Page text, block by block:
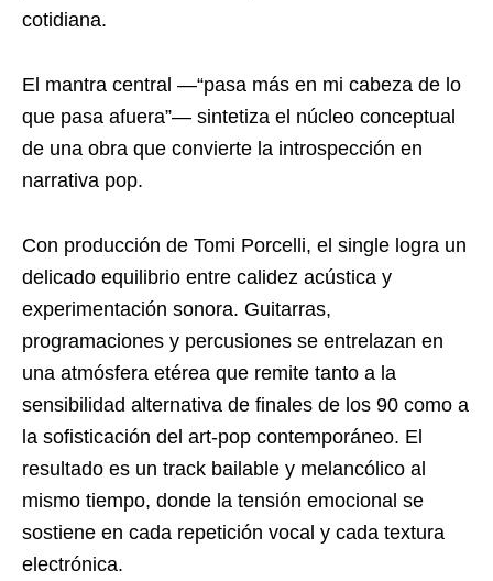
cotidiana.
El mantra central —“pasa más en mi cabeza de lo
que pasa afuera”— sintetiza el núcleo conceptual
de una obra que convierte la introspección en
narrativa pop.
Con producción de Tomi Porcelli, el single logra un
delicado equilibrio entre calidez acústica y
experimentación sonora. Guitarras,
programaciones y percusiones se entrelazan en
una atmósfera etérea que remite tanto a la
sensibilidad alternativa de finales de los 90 como a
la sofisticación del art-pop contemporáneo. El
resultado es un track bailable y melancólico al
mismo tiempo, donde la tensión emocional se
sostiene en cada repetición vocal y cada textura
electrónica.